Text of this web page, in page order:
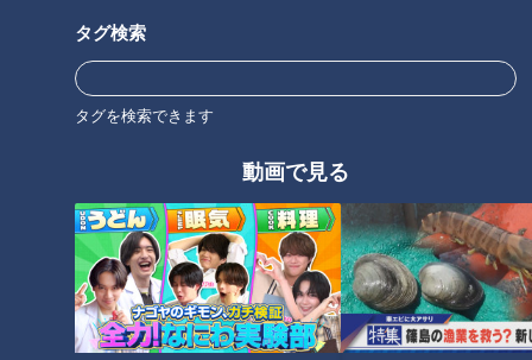
タグ検索
タグを検索できます
動画で見る
見物人の目を引くのは、栄の道路を封鎖しながら練り歩く巨大
な山車。高さ6ｍ以上にも及ぶ「福禄寿車」の重量は、なんと
約4ｔにもなります。